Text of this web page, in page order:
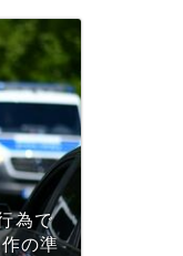
為で
の準